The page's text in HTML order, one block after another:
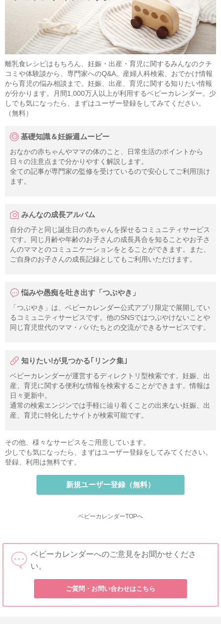
離乳食レシピはもちろん、妊娠・出産・育児に関するみんなのクチ
コミや体験談から、専門家へのQ&A。産婦人科検索、おでかけ情報
から育児の悩み相談まで。妊娠、出産、育児に関する知りたい情報
が分かります。月間1,000万人以上が利用するベビーカレンダー。少
しでも気になったら、まずはユーザー登録をしてみてください。
（無料）
基礎知識＆妊娠週ムービー
おなかの赤ちゃんやママの体のこと、日常生活のポイントから
日々の注意点まで分かりやすく解説します。
全ての記事が専門家の監修を受けているので安心してご利用頂け
ます。
みんなの成長アルバム
自分の子と同じ誕生日の赤ちゃんを探せるコミュニティサービス
です。同じ月齢や年齢のお子さんの成長具合を知ることやお子さ
んのママとのコミュニケーションをとることができます。また、
ご自身のお子さんの成長記録としてもご利用いただけます。
悩みや愚痴を吐き出す「つぶやき」
「つぶやき」は、ベビーカレンダー公式アプリ限定で展開してい
るコミュニティサービスです。他のSNSではつぶやけないことや
同じ育児世代のママ・パパたちとの交流ができるサービスです。
知りたい!が見つかる｢リンク集｣
ベビーカレンダーが運営するディレクトリ型検索です。妊娠、出
産、育児に関する便利な情報を検索することができます。情報は
日々更新中。
通常の検索エンジンでは手軽に辿り着くことの出来ない妊娠、出
産、育児に特化したサイトが検索可能です。
その他、様々なサービスをご用意しています。
少しでも気になったら、まずはユーザー登録をしてみてください。
登録、利用は無料です。
新規ユーザー登録（無料）
ベビーカレンダーTOPへ
ベビーカレンダーへのご意見をお聞かせくださ
い。
ご質問・お問い合わせはこちら